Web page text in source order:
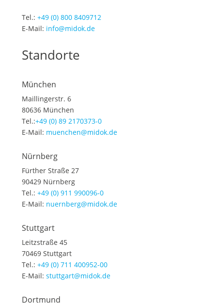
Tel.: +49 (0) 800 8409712
E-Mail: info@midok.de
Standorte
München
Maillingerstr. 6
80636 München
Tel.:+49 (0) 89 2170373-0
E-Mail: muenchen@midok.de
Nürnberg
Fürther Straße 27
90429 Nürnberg
Tel.: +49 (0) 911 990096-0
E-Mail: nuernberg@midok.de
Stuttgart
Leitzstraße 45
70469 Stuttgart
Tel.: +49 (0) 711 400952-00
E-Mail: stuttgart@midok.de
Dortmund